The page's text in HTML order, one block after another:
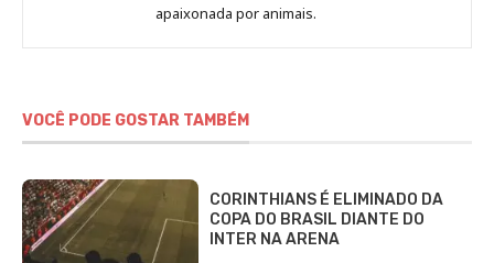
Fabbri
apaixonada por animais.
VOCÊ PODE GOSTAR TAMBÉM
CORINTHIANS É ELIMINADO DA
COPA DO BRASIL DIANTE DO
INTER NA ARENA